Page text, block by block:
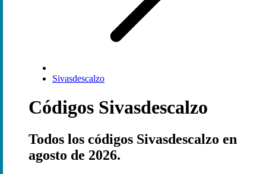
Sivasdescalzo
Códigos Sivasdescalzo
Todos los códigos Sivasdescalzo en
agosto de 2026.